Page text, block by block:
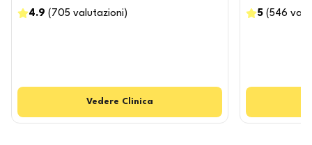
4.9 ( 705 valutazioni )
Vedere Clinica
5 (546